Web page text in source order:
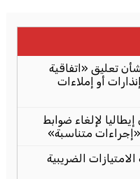
تعليق «اتفاقية
أو إملاءات
إيطاليا لإلغاء ضوابط
متناسبة»
الضريبية